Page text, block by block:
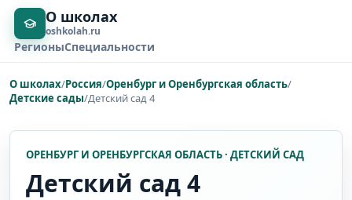
О школах
oshkolah.ru
РегионыСпециальности
О школах/Россия/Оренбург и Оренбургская область/
Детские сады/Детский сад 4
ОРЕНБУРГ И ОРЕНБУРГСКАЯ ОБЛАСТЬ · ДЕТСКИЙ САД
Детский сад 4